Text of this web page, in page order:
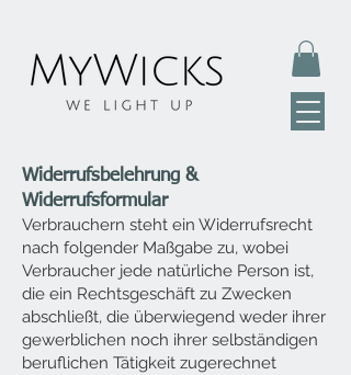
Widerrufsbelehrung &
Widerrufsformular
Verbrauchern steht ein Widerrufsrecht
nach folgender Maßgabe zu, wobei
Verbraucher jede natürliche Person ist,
die ein Rechtsgeschäft zu Zwecken
abschließt, die überwiegend weder ihrer
gewerblichen noch ihrer selbständigen
beruflichen Tätigkeit zugerechnet